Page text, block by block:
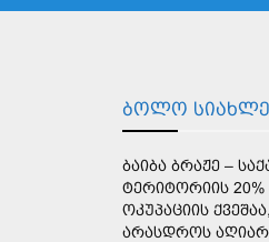
ᲑᲝᲚᲝ
ᲑᲐᲘᲑᲐ ᲑᲠᲐᲟᲔ –
ᲢᲔᲠᲘᲢᲝᲠᲘᲘᲡ
ᲝᲙᲣᲞᲐᲪᲘᲘᲡ
ᲐᲠᲐᲡᲓᲠᲝᲡ